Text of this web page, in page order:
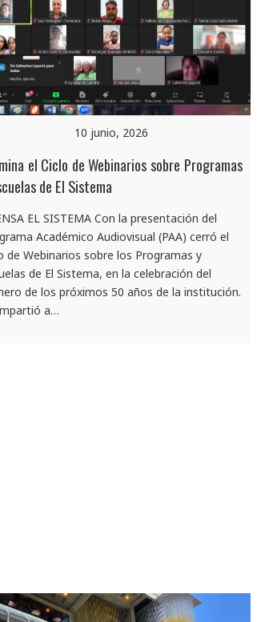
10 junio, 2026
el Ciclo de Webinarios sobre Programas
de El Sistema
EL SISTEMA Con la presentación del
Académico Audiovisual (PAA) cerró el
de Webinarios sobre los Programas y
de El Sistema, en la celebración del
de los próximos 50 años de la institución.
a…
19 febrero, 2025